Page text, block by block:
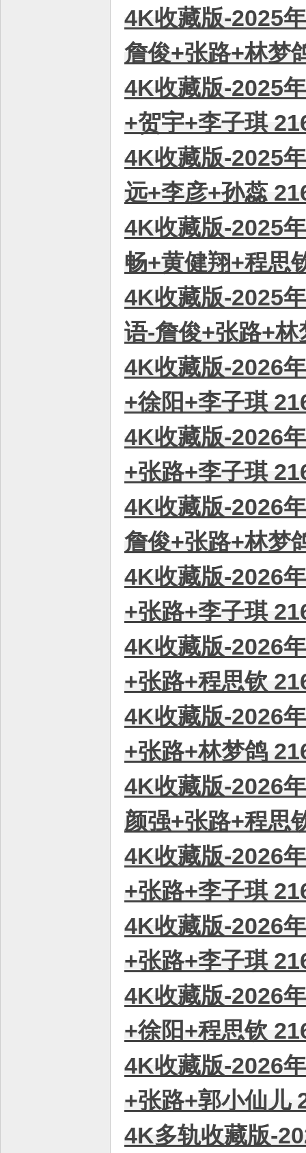
4K收藏版-2025
詹俊+张路+林梦
4K收藏版-2025
+贺宇+李子琪
4K收藏版-2025
远+李彦+孙蕊
4K收藏版-2025
畅+黄健翔+程思
4K收藏版-2025
语-詹俊+张路+
4K收藏版-2026
+徐阳+李子琪
4K收藏版-2026
+张路+李子琪
4K收藏版-2026
詹俊+张路+林梦
4K收藏版-2026
+张路+李子琪
4K收藏版-2026
+张路+程思钦
4K收藏版-2026
+张路+林梦鸽
4K收藏版-2026
颜强+张路+程思
4K收藏版-2026
+张路+李子琪
4K收藏版-2026
+张路+李子琪
4K收藏版-2026
+徐阳+程思钦
4K收藏版-2026
+张路+郭小仙儿
4K多轨收藏版-